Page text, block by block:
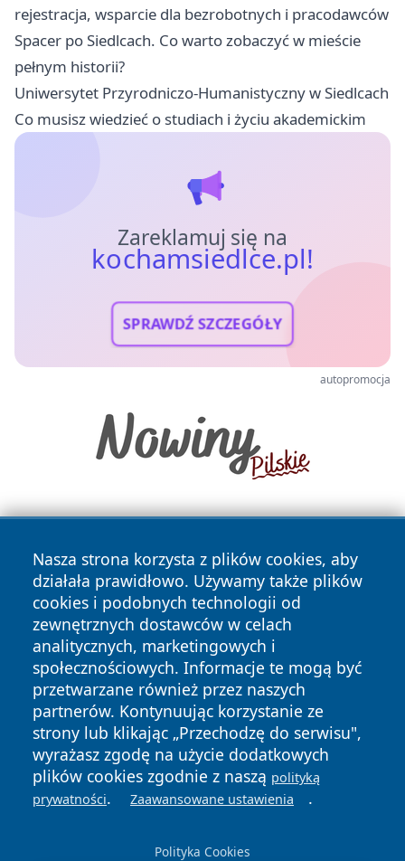
rejestracja, wsparcie dla bezrobotnych i pracodawców
Spacer po Siedlcach. Co warto zobaczyć w mieście
pełnym historii?
Uniwersytet Przyrodniczo-Humanistyczny w Siedlcach
Co musisz wiedzieć o studiach i życiu akademickim
Zareklamuj się na
kochamsiedlce.pl!
SPRAWDŹ SZCZEGÓŁY
autopromocja
Nasza strona korzysta z plików cookies, aby
działała prawidłowo. Używamy także plików
cookies i podobnych technologii od
zewnętrznych dostawców w celach
analitycznych, marketingowych i
społecznościowych. Informacje te mogą być
przetwarzane również przez naszych
partnerów. Kontynuując korzystanie ze
strony lub klikając „Przechodzę do serwisu",
wyrażasz zgodę na użycie dodatkowych
plików cookies zgodnie z naszą polityką
prywatności. Zaawansowane ustawienia .
Polityka Cookies
Copyright © 2026 kochamsiedlce.pl Wszystkie prawa
zastrzeżone.
News Autorzy
Polityka
Prywatności
Polityka
Cookies